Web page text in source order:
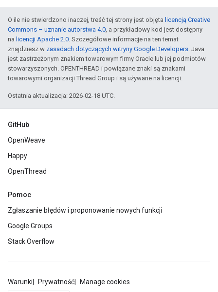
O ile nie stwierdzono inaczej, treść tej strony jest objęta licencją Creative
Commons – uznanie autorstwa 4.0, a przykładowy kod jest dostępny
na licencji Apache 2.0. Szczegółowe informacje na ten temat
znajdziesz w zasadach dotyczących witryny Google Developers. Java
jest zastrzeżonym znakiem towarowym firmy Oracle lub jej podmiotów
stowarzyszonych. OPENTHREAD i powiązane znaki są znakami
towarowymi organizacji Thread Group i są używane na licencji.
Ostatnia aktualizacja: 2026-02-18 UTC.
GitHub
OpenWeave
Happy
OpenThread
Pomoc
Zgłaszanie błędów i proponowanie nowych funkcji
Google Groups
Stack Overflow
Warunki Prywatność Manage cookies